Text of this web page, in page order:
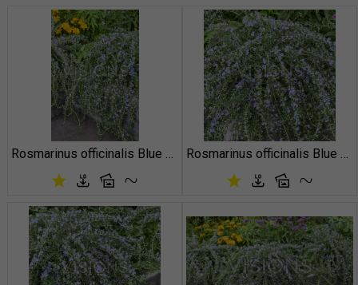
Rosmarinus officinalis Blue Cascade Rosmarinus officinalis Blue Cascade